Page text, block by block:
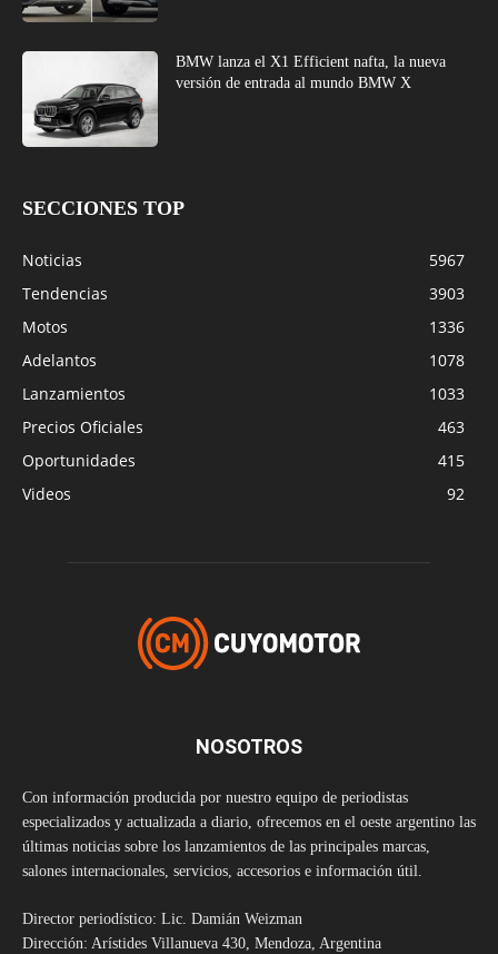
BMW lanza el X1 Efficient nafta, la nueva
versión de entrada al mundo BMW X
SECCIONES TOP
Noticias
5967
Tendencias
3903
Motos
1336
Adelantos
1078
Lanzamientos
1033
Precios Oficiales
463
Oportunidades
415
Videos
92
NOSOTROS
Con información producida por nuestro equipo de periodistas
especializados y actualizada a diario, ofrecemos en el oeste argentino las
últimas noticias sobre los lanzamientos de las principales marcas,
salones internacionales, servicios, accesorios e información útil.
Director periodístico: Lic. Damián Weizman
Dirección: Arístides Villanueva 430, Mendoza, Argentina